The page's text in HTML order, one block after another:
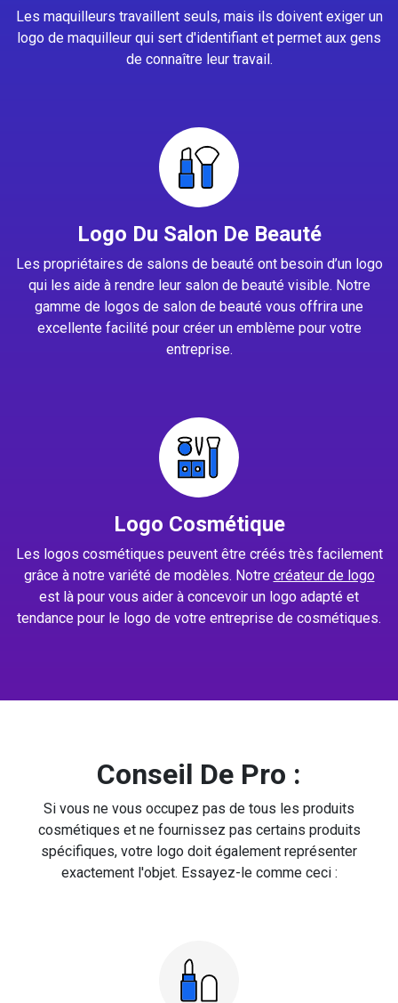
Les maquilleurs travaillent seuls, mais ils doivent exiger un
logo de maquilleur qui sert d'identifiant et permet aux gens
de connaître leur travail.
Logo Du Salon De Beauté
Les propriétaires de salons de beauté ont besoin d’un logo
qui les aide à rendre leur salon de beauté visible. Notre
gamme de logos de salon de beauté vous offrira une
excellente facilité pour créer un emblème pour votre
entreprise.
Logo Cosmétique
Les logos cosmétiques peuvent être créés très facilement
grâce à notre variété de modèles. Notre créateur de logo
est là pour vous aider à concevoir un logo adapté et
tendance pour le logo de votre entreprise de cosmétiques.
Conseil De Pro :
Si vous ne vous occupez pas de tous les produits
cosmétiques et ne fournissez pas certains produits
spécifiques, votre logo doit également représenter
exactement l'objet. Essayez-le comme ceci :